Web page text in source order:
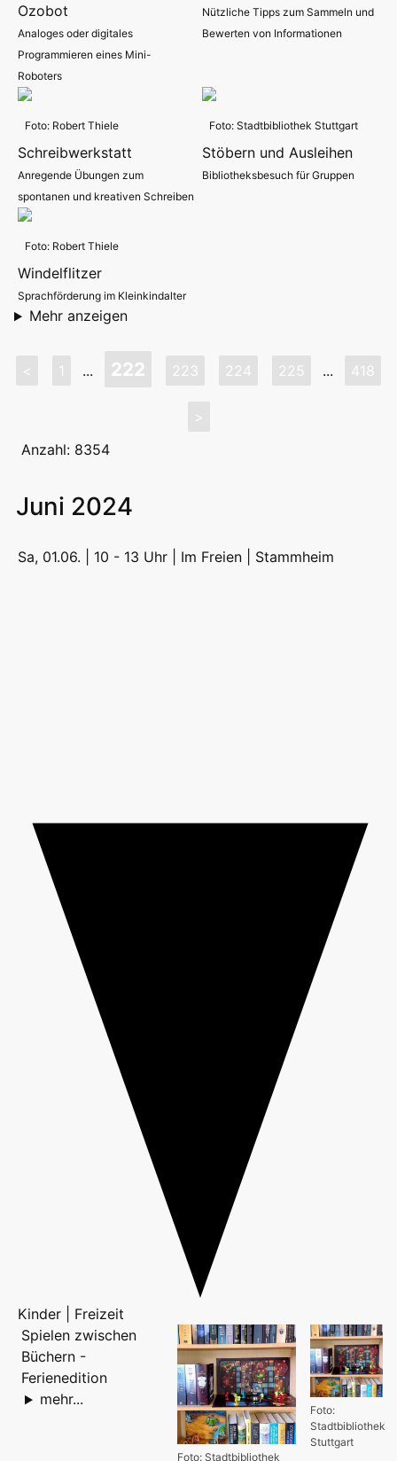
Ozobot
Analoges oder digitales
Programmieren eines Mini-
Roboters
Nützliche Tipps zum Sammeln und
Bewerten von Informationen
Foto: Robert Thiele
Schreibwerkstatt
Anregende Übungen zum
spontanen und kreativen Schreiben
Foto: Stadtbibliothek Stuttgart
Stöbern und Ausleihen
Bibliotheksbesuch für Gruppen
Foto: Robert Thiele
Windelflitzer
Sprachförderung im Kleinkindalter
Mehr anzeigen
< 1 ... 222 223 224 225 ... 418
>
Anzahl: 8354
Juni 2024
Sa, 01.06. | 10 - 13 Uhr | Im Freien | Stammheim
Kinder | Freizeit
Foto:
Stadtbibliothek
Stuttgart
Foto: Stadtbibliothek
Spielen zwischen
Büchern -
Ferienedition
mehr...